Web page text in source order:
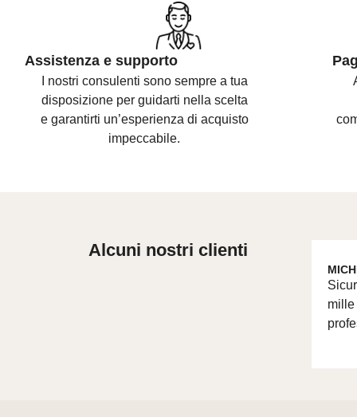
Assistenza e supporto
I nostri consulenti sono sempre a tua
disposizione per guidarti nella scelta
e garantirti un’esperienza di acquisto
impeccabile.
Alcuni nostri clienti
mille